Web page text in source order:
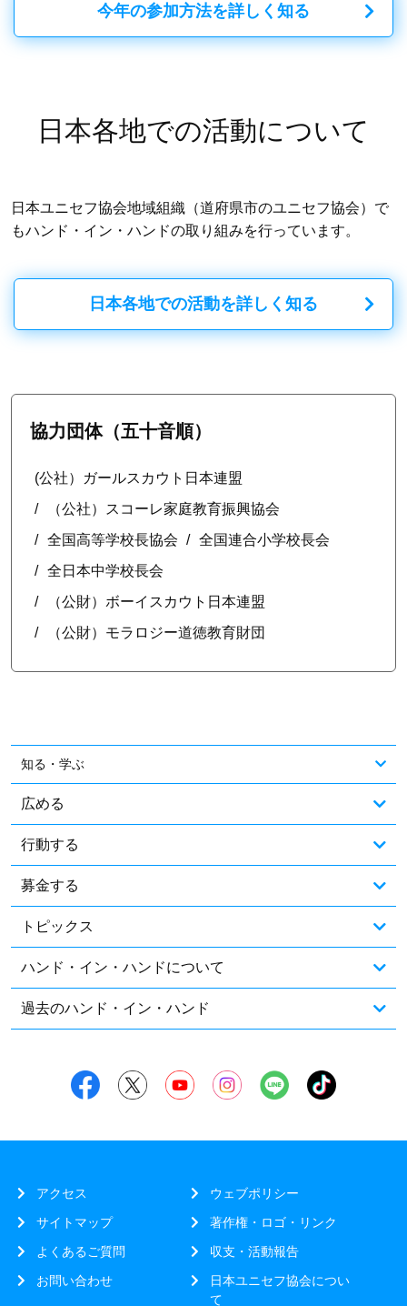
今年の参加方法を詳しく知る
日本各地での活動について
日本ユニセフ協会地域組織（道府県市のユニセフ協会）で
もハンド・イン・ハンドの取り組みを行っています。
日本各地での活動を詳しく知る
協力団体（五十音順）
(公社）ガールスカウト日本連盟
（公社）スコーレ家庭教育振興協会
全国高等学校長協会
全国連合小学校長会
全日本中学校長会
（公財）ボーイスカウト日本連盟
（公財）モラロジー道徳教育財団
知る・学ぶ
広める
行動する
募金する
トピックス
ハンド・イン・ハンドについて
過去のハンド・イン・ハンド
アクセス
ウェブポリシー
サイトマップ
著作権・ロゴ・リンク
よくあるご質問
収支・活動報告
お問い合わせ
日本ユニセフ協会につい
て